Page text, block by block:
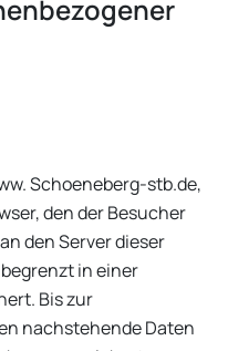
Schoeneberg-stb.de,
den der Besucher
den Server dieser
in einer
Bis zur
nachstehende Daten